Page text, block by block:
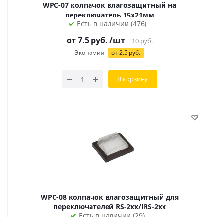
WPC-07 колпачок влагозащитный на
переключатель 15x21мм
Есть в наличии (476)
от 7.5 руб. /шт 10руб.
Экономия от 2.5 руб.
В корзину
WPC-08 колпачок влагозащитный для
переключателей RS-2xx/IRS-2xx